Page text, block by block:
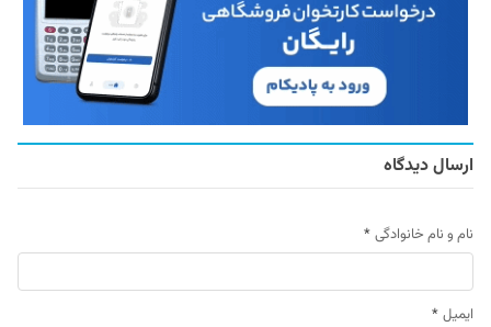
ارسال دیدگاه
نام و نام خانوادگی *
ایمیل *